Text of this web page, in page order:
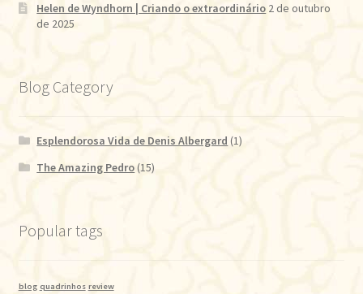
Helen de Wyndhorn | Criando o extraordinário 2 de outubro
de 2025
Blog Category
Esplendorosa Vida de Denis Albergard (1)
The Amazing Pedro(15)
Popular tags
blog quadrinhos review